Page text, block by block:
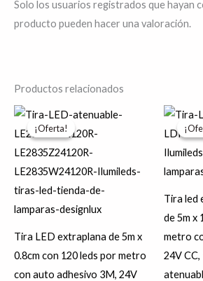
Solo los usuarios registrados que hayan
producto pueden hacer una valoración.
Productos relacionados
¡Oferta!
¡Oferta!
Tira LED extraplana de 5m x
0.8cm con 120 leds por metro
con auto adhesivo 3M, 24V
El
precio
original
era:
$413.54.
El
precio
actual
es:
$330.83.
Este
producto
tiene
múltiples
Tira led
de 5m x
metro
24V